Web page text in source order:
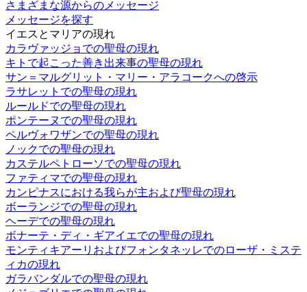
さまざまな源からのメッセージ
メッセージを探す
イエスとマリアの現れ
カラヴァッジョでの聖母の現れ
キトで起こった善き出来事の聖母の現れ
サン＝マルグリット・マリー・アラコークへの啓示
ラサレットでの聖母の現れ
ルールドでの聖母の現れ
ポンテーヌでの聖母の現れ
ペルヴォワザンでの聖母の現れ
ノックでの聖母の現れ
カステルペトローソでの聖母の現れ
ファティマでの聖母の現れ
カンピナスにおける我らが主および聖母の現れ
ボーランジでの聖母の現れ
ヘーデでの聖母の現れ
ボナーテ・ディ・ギアイエでの聖母の現れ
モンティキアーリおよびフォンタネッレでのローザ・ミステ
ィカの現れ
ガラバンダルでの聖母の現れ